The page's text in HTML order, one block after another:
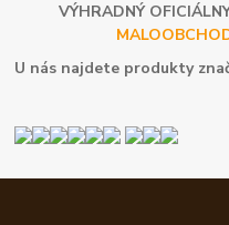
VÝHRADNÝ OFICIÁLNY
U nás najdete produkty